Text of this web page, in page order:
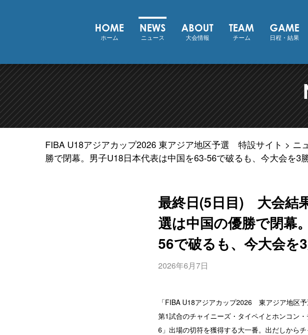
HOME
ホーム
NEWS
ニュース
ABOUT
大会情報
TEAM
チーム
GAME
日程・結果
FIBA U18アジアカップ2026 東アジア地区予選 特設サイト ニ
勝で閉幕。男子U18日本代表は中国を63-56で破るも、今大会を3
最終日(5日目) 大会結
選は中国の優勝で閉幕
56で破るも、今大会を
2026年6月7日
「FIBA U18アジアカップ2026 東アジア地区予
第1試合のチャイニーズ・タイペイとホンコン
6」出場の切符を獲得する大一番。出だしから